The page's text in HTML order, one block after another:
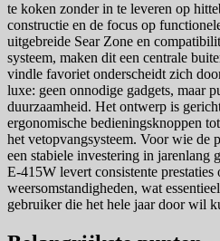
te koken zonder in te leveren op
constructie en de focus op
uitgebreide Sear Zone en
systeem, maken dit een centrale
vindle favoriet onderscheidt zich
luxe: geen onnodige gadgets, maar
duurzaamheid. Het ontwerp is
ergonomische bedieningsknoppen
het vetopvangsysteem. Voor wie de
een stabiele investering in jarenlang
E-415W levert consistente prestaties
weersomstandigheden, wat
gebruiker die het hele jaar door wil